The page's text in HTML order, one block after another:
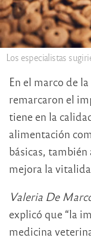
Los especialistas
En el marco de la
remarcaron el
tiene en la
alimentación
básicas, también
mejora la
Valeria De
explicó que “la
medicina